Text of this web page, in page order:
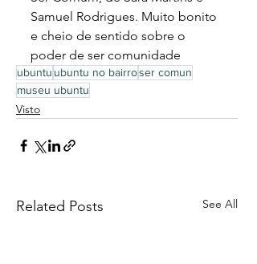
Samuel Rodrigues. Muito bonito
e cheio de sentido sobre o
poder de ser comunidade
ubuntu ubuntu no bairroser comun
museu ubuntu
Visto
Related Posts See All